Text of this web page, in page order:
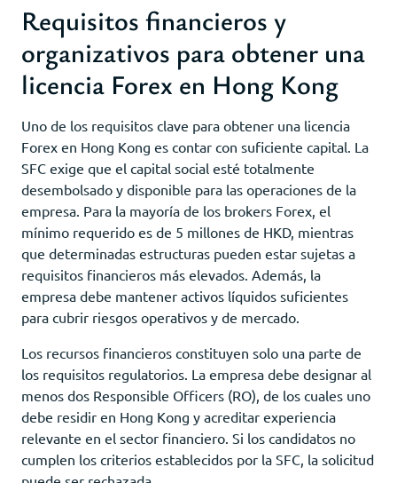
Requisitos financieros y
organizativos para obtener una
licencia Forex en Hong Kong
Uno de los requisitos clave para obtener una licencia
Forex en Hong Kong es contar con suficiente capital. La
SFC exige que el capital social esté totalmente
desembolsado y disponible para las operaciones de la
empresa. Para la mayoría de los brokers Forex, el
mínimo requerido es de 5 millones de HKD, mientras
que determinadas estructuras pueden estar sujetas a
requisitos financieros más elevados. Además, la
empresa debe mantener activos líquidos suficientes
para cubrir riesgos operativos y de mercado.
Los recursos financieros constituyen solo una parte de
los requisitos regulatorios. La empresa debe designar al
menos dos Responsible Officers (RO), de los cuales uno
debe residir en Hong Kong y acreditar experiencia
relevante en el sector financiero. Si los candidatos no
cumplen los criterios establecidos por la SFC, la solicitud